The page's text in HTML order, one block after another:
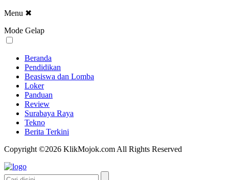
Menu ✖
Mode Gelap
Beranda
Pendidikan
Beasiswa dan Lomba
Loker
Panduan
Review
Surabaya Raya
Tekno
Berita Terkini
Copyright ©2026 KlikMojok.com All Rights Reserved